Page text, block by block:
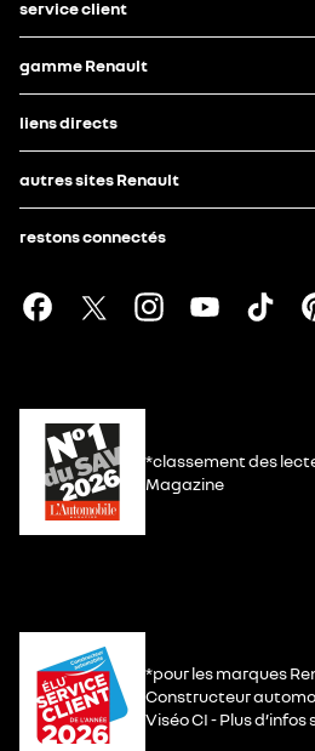
service client
gamme Renault
liens directs
autres sites Renault
restons connectés
*classement des
Magazine
*pour les marques
Constructeur
Viséo CI - Plus